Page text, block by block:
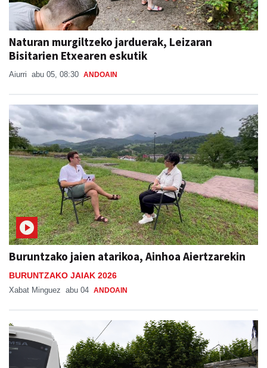
Naturan murgiltzeko jarduerak, Leizaran
Bisitarien Etxearen eskutik
Aiurri abu 05, 08:30 ANDOAIN
Buruntzako jaien atarikoa, Ainhoa Aiertzarekin
BURUNTZAKO JAIAK 2026
Xabat Minguez abu 04 ANDOAIN